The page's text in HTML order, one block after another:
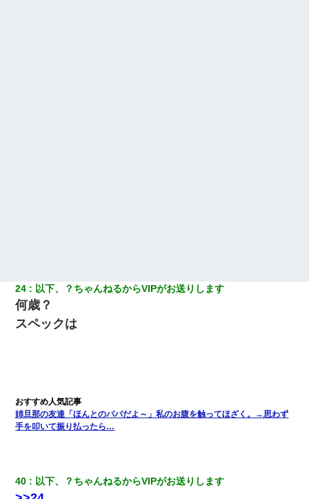
24 以下、？ちゃんねるからVIPがお送りします
何歳？
スペックは
姉旦那の友達「ほんとのパパだよ～」私のお腹を触ってほざく。→思わず
手を叩いて振り払ったら…
40 以下、？ちゃんねるからVIPがお送りします